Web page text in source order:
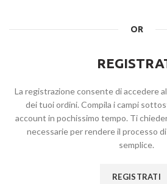
OR
La registrazione consente di accedere
dei tuoi ordini. Compila i campi
account in pochissimo tempo. Ti
necessarie per rendere il processo
semplice.
REGISTRATI